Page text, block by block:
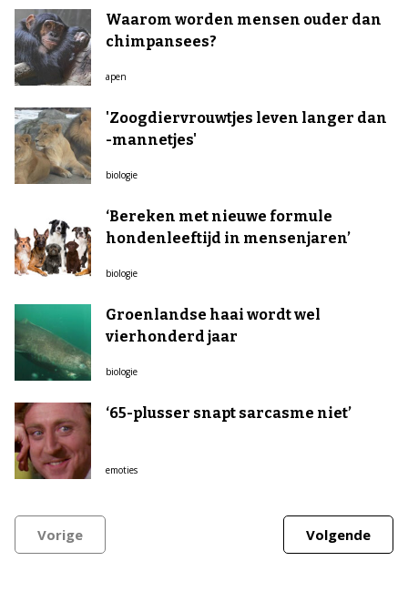
Waarom worden mensen ouder dan
chimpansees?
apen
'Zoogdiervrouwtjes leven langer dan
-mannetjes'
biologie
‘Bereken met nieuwe formule
hondenleeftijd in mensenjaren’
biologie
Groenlandse haai wordt wel
vierhonderd jaar
biologie
‘65-plusser snapt sarcasme niet’
emoties
Vorige Volgende